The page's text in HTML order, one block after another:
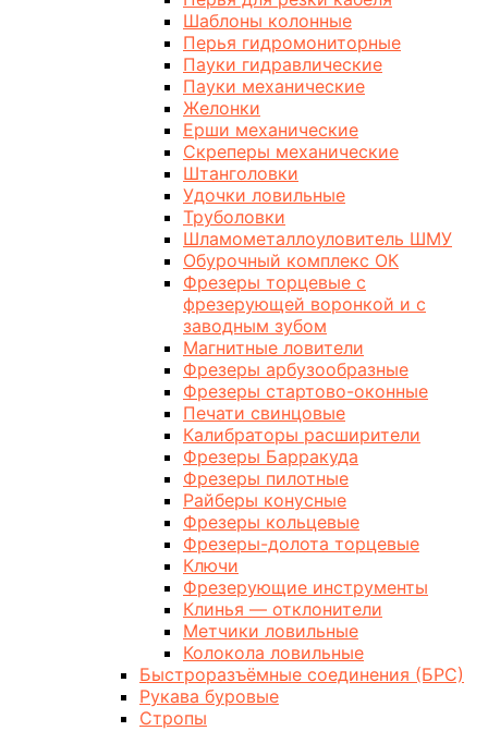
Шаблоны колонные
Перья гидромониторные
Пауки гидравлические
Пауки механические
Желонки
Ерши механические
Скреперы механические
Штанголовки
Удочки ловильные
Труболовки
Шламометаллоуловитель ШМУ
Обурочный комплекс ОК
Фрезеры торцевые с
фрезерующей воронкой и с
заводным зубом
Магнитные ловители
Фрезеры арбузообразные
Фрезеры стартово-оконные
Печати свинцовые
Калибраторы расширители
Фрезеры Барракуда
Фрезеры пилотные
Райберы конусные
Фрезеры кольцевые
Фрезеры-долота торцевые
Ключи
Фрезерующие инструменты
Клинья — отклонители
Метчики ловильные
Колокола ловильные
Быстроразъёмные соединения (БРС)
Рукава буровые
Стропы